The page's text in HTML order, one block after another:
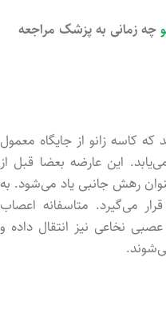
چه زمانی به پزشک مراجعه
که کاسه زانو از جایگاه معمول
این عارضه بعضا قبل از
رهش جانبی یاد می‌شود. به
می‌گیرد. متاسفانه اعصاب
نخاعی نیز انتقال داد‌ه و